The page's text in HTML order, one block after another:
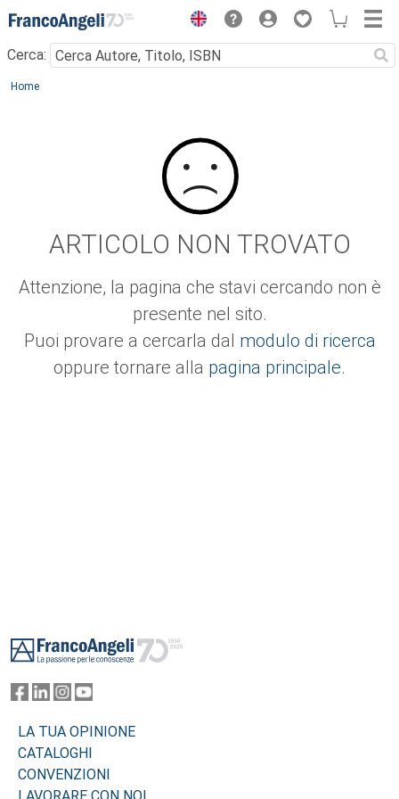
Menu
Cerca:
Main content
Home
ARTICOLO NON TROVATO
Attenzione, la pagina che stavi cercando non è
presente nel sito.
Puoi provare a cercarla dal modulo di ricerca
oppure tornare alla pagina principale.
LA TUA OPINIONE
CATALOGHI
CONVENZIONI